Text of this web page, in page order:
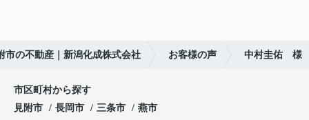
市の不動産｜新潟化成株式会社 お客様の声 中村圭佑 様
市区町村から探す
見附市
長岡市 三条市 燕市